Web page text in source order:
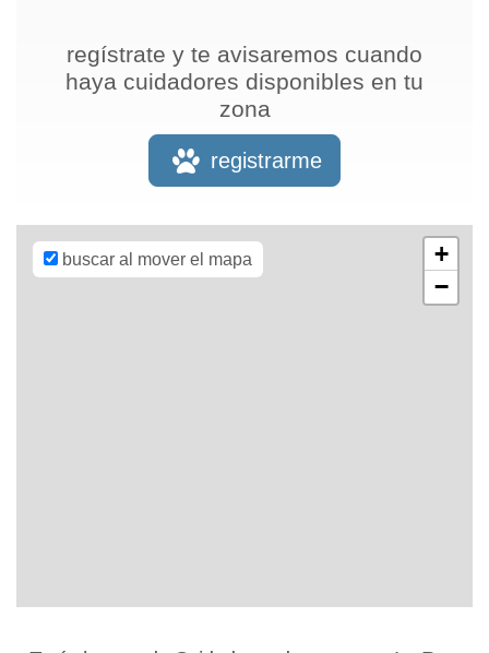
regístrate y te avisaremos cuando
haya cuidadores disponibles en tu
zona
registrarme
buscar al mover el mapa
+
−
OpenStreetMap
CC-BY-SA